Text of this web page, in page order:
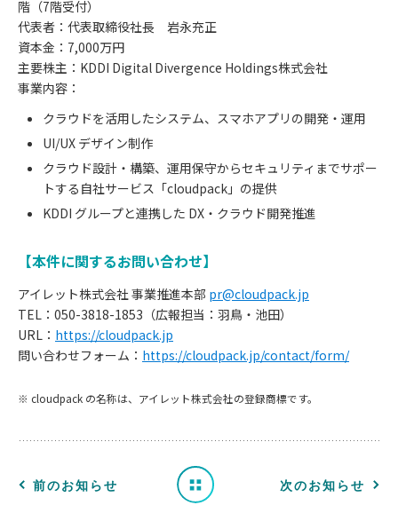
階（7階受付）
代表者：代表取締役社長 岩永充正
資本金：7,000万円
主要株主：KDDI Digital Divergence Holdings株式会社
事業内容：
クラウドを活用したシステム、スマホアプリの開発・運用
UI/UX デザイン制作
クラウド設計・構築、運用保守からセキュリティまでサポー
トする自社サービス「cloudpack」の提供
KDDI グループと連携した DX・クラウド開発推進
【本件に関するお問い合わせ】
アイレット株式会社 事業推進本部 pr@cloudpack.jp
TEL：050-3818-1853（広報担当：羽鳥・池田）
URL： https://cloudpack.jp
問い合わせフォーム： https://cloudpack.jp/contact/form/
※ cloudpack の名称は、アイレット株式会社の登録商標です。
前のお知らせ
ら
せ
一 次のお知らせ